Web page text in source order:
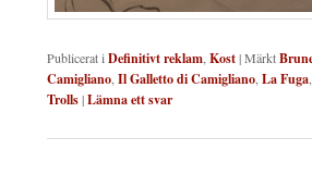
Publicerat iDefinitivt reklam,Kost|Märkt
Camigliano,Il Galletto di Camigliano,La Fuga,
Trolls|Lämna ett svar